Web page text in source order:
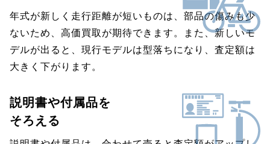
年式が新しく走行距離が短いものは、部品の傷みも少
ないため、高価買取が期待できます。また、新しいモ
デルが出ると、現行モデルは型落ちになり、査定額は
大きく下がります。
説明書や付属品を
そろえる